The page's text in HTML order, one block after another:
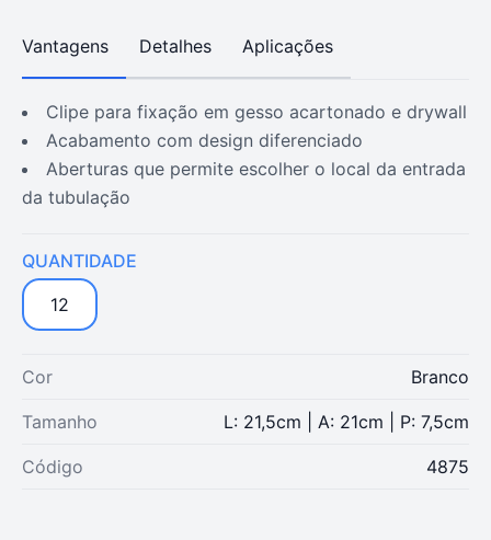
Vantagens Detalhes Aplicações
clipe para fixação em gesso acartonado e drywall
acabamento com design diferenciado
aberturas que permite escolher o local da entrada
da tubulação
QUANTIDADE
12
Cor Branco
Tamanho L: 21,5cm | A: 21cm | P: 7,5cm
Código 4875